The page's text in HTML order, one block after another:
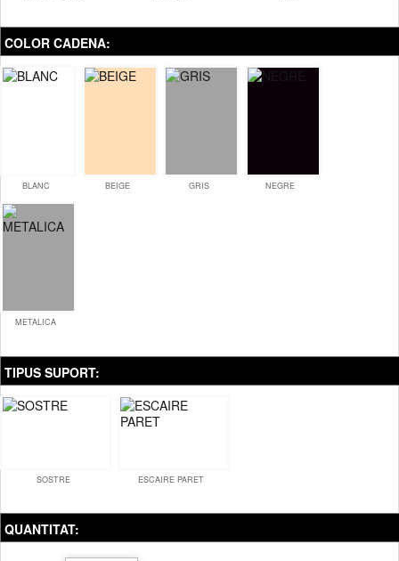
COLOR CADENA:
BLANC BEIGE GRIS NEGRE
METALICA
TIPUS SUPORT:
SOSTRE ESCAIRE PARET
QUANTITAT: